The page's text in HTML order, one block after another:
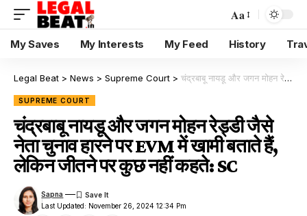
Aa
My Saves My Interests My Feed History
Legal Beat > News > Supreme Court > चंद्रबाबू नायडू और जगन मोहन रेड्डी जैसे नेता चुनाव हारने पर EVM में खामी बताते हैं, लेकिन जीतने पर कुछ नहीं कहते: SC
SUPREME COURT
चंद्रबाबू नायडू और जगन मोहन रेड्डी जैसे
नेता चुनाव हारने पर EVM में खामी बताते हैं,
लेकिन जीतने पर कुछ नहीं कहते: SC
Last Updated: November 26, 2024 12:34 Pm
Sapna